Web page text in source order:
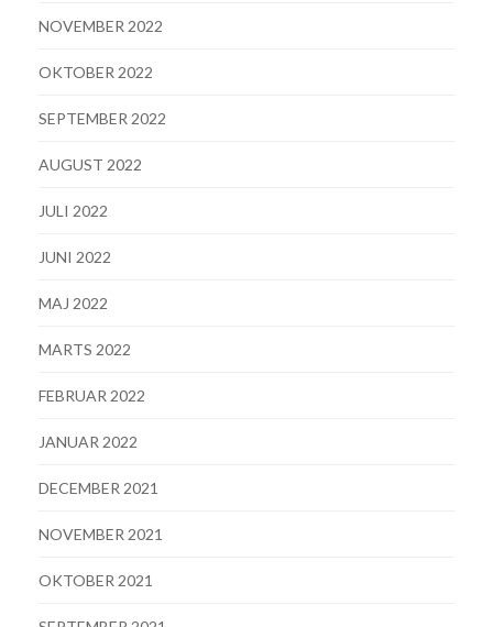
NOVEMBER 2022
OKTOBER 2022
SEPTEMBER 2022
AUGUST 2022
JULI 2022
JUNI 2022
MAJ 2022
MARTS 2022
FEBRUAR 2022
JANUAR 2022
DECEMBER 2021
NOVEMBER 2021
OKTOBER 2021